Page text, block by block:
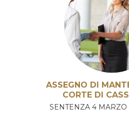
ASSEGNO DI
CORTE DI
SENTENZA 4 MARZO